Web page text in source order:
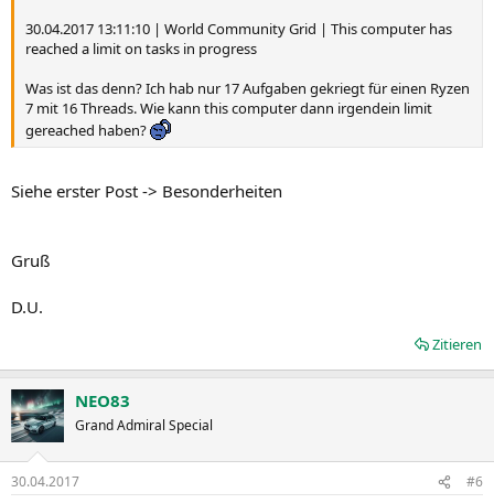
30.04.2017 13:11:10 | World Community Grid | This computer has
reached a limit on tasks in progress
Was ist das denn? Ich hab nur 17 Aufgaben gekriegt für einen Ryzen
7 mit 16 Threads. Wie kann this computer dann irgendein limit
gereached haben?
Siehe erster Post -> Besonderheiten
Gruß
D.U.
Zitieren
NEO83
Grand Admiral Special
30.04.2017 #6